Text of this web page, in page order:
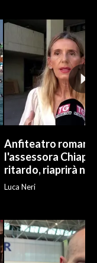
Anfiteatro romano
l'assessora
ritardo, riaprirà nel
Luca Neri